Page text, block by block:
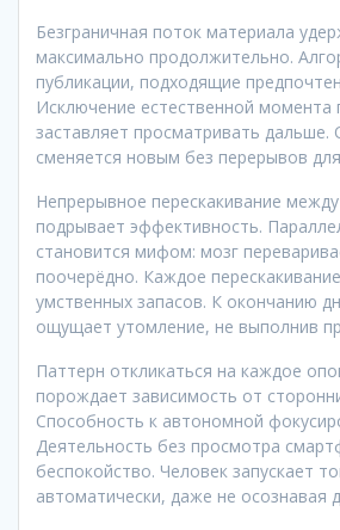
Безграничная поток материала
максимально продолжительно.
публикации, подходящие
Исключение естественной момента
заставляет просматривать дальше.
сменяется новым без перерывов
Непрерывное перескакивание
подрывает эффективность.
становится мифом: мозг
поочерёдно. Каждое
умственных запасов. К окончанию
ощущает утомление, не выполнив
Паттерн откликаться на каждое
порождает зависимость от
Способность к автономной
Деятельность без просмотра
беспокойство. Человек запускает
автоматически, даже не осознавая